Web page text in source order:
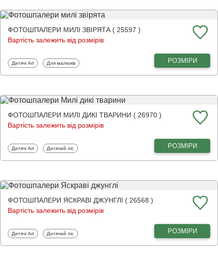
ФОТОШПАЛЕРИ МИЛІ ЗВІРЯТА ( 25597 )
Вартість залежить від розмірів
Фотошпалери
Дитячі Art Фотошпалери
Для малюків РОЗМІРИ
ФОТОШПАЛЕРИ МИЛІ ДИКІ ТВАРИНИ ( 26970 )
Вартість залежить від розмірів
Фотошпалери
Дитячі Art Фотошпалери
Дитячий ліс РОЗМІРИ
ФОТОШПАЛЕРИ ЯСКРАВІ ДЖУНГЛІ ( 26568 )
Вартість залежить від розмірів
Фотошпалери
Дитячі Art Фотошпалери
Дитячий ліс РОЗМІРИ